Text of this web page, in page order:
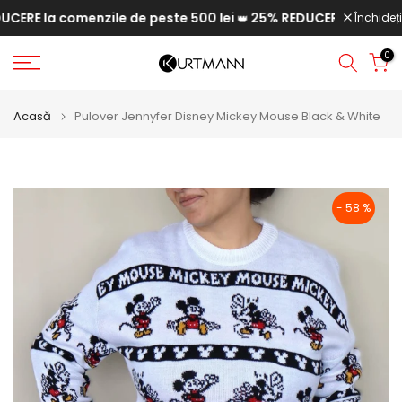
Săriți
la
conținut
la comenzile de peste 500 lei 👑25% REDUCERE laÎnchideți
0
Acasă Pulover Jennyfer Disney Mickey Mouse Black & White
- 58 %